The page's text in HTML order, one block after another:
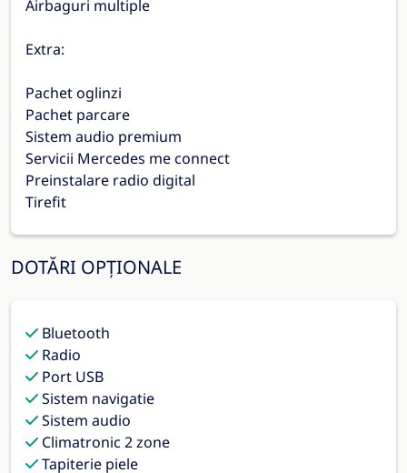
Airbaguri multiple
Extra:
Pachet oglinzi
Pachet parcare
Sistem audio premium
Servicii Mercedes me connect
Preinstalare radio digital
Tirefit
DOTĂRI OPȚIONALE
Bluetooth
Radio
Port USB
Sistem navigatie
Sistem audio
Climatronic 2 zone
Tapiterie piele